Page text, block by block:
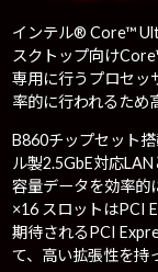
インテル® Core™
スクトップ向け
専用に行うプロセッ
率的に行われるため
B860チップセット
ル製2.5GbE対応
容量データを効率的
×16 スロットはPCI
期待されるPCI
て、高い拡張性を持